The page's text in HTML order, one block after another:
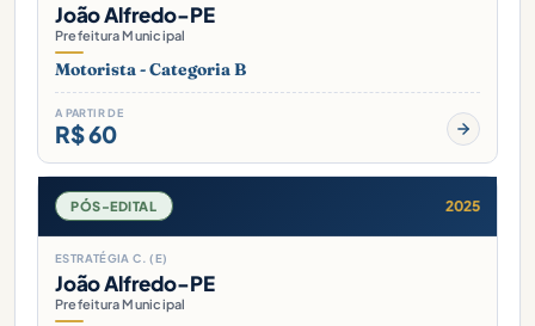
João Alfredo-PE
Prefeitura Municipal
Motorista - Categoria B
A PARTIR DE
R$ 60
PÓS-EDITAL 2025
ESTRATÉGIA C. (E)
João Alfredo-PE
Prefeitura Municipal